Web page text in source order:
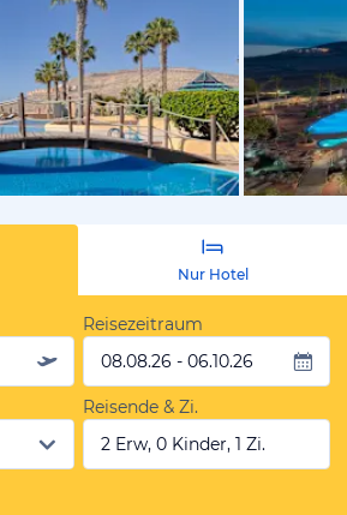
vom
Nur Hotel
Reisezeitraum
08.08.26 - 06.10.26
Reisende & Zi.
2 Erw, 0 Kinder, 1 Zi.